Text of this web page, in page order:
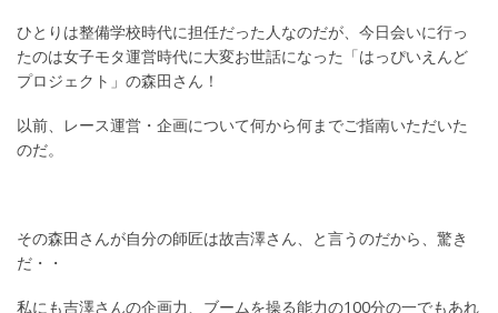
ひとりは整備学校時代に担任だった人なのだが、今日会いに行っ
たのは女子モタ運営時代に大変お世話になった「はっぴいえんど
プロジェクト」の森田さん！
以前、レース運営・企画について何から何までご指南いただいた
のだ。
その森田さんが自分の師匠は故吉澤さん、と言うのだから、驚き
だ・・
私にも吉澤さんの企画力、ブームを操る能力の100分の一でもあれ